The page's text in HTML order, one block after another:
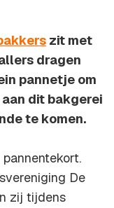
zit met
dragen
pannetje om
dit bakgerei
te komen.
De
zij tijdens